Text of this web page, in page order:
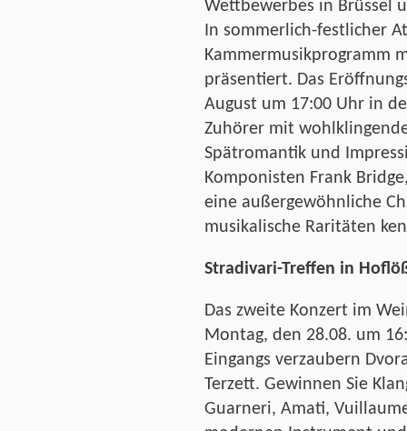
Wettbewerbes in Brüssel
In sommerlich-festlicher
Kammermusikprogramm
präsentiert. Das
August um 17:00 Uhr in
Zuhörer mit
Spätromantik und
Komponisten Frank
eine außergewöhnliche
musikalische Raritäten
Stradivari-Treffen in
Das zweite Konzert im
Montag, den 28.08. um
Eingangs verzaubern
Terzett. Gewinnen Sie
Guarneri, Amati,